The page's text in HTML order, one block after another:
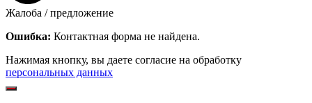
Жалоба / предложение
Ошибка: Контактная форма не найдена.
Нажимая кнопку, вы даете согласие на обработку
персональных данных